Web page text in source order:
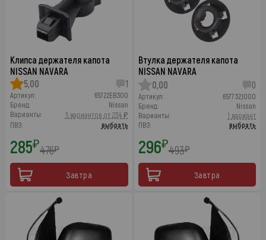
Клипса держателя капота
NISSAN NAVARA
5,00
1
Артикул:
65722EB300
Бренд:
Nissan
Варианты:
5 вариантов от 234 ₽
ПВЗ:
выбрать
285₽476₽
Завтра
Втулка держателя капота
NISSAN NAVARA
0,00
0
Артикул:
657732J000
Бренд:
Nissan
Варианты:
1 вариант
ПВЗ:
выбрать
296₽493₽
Завтра